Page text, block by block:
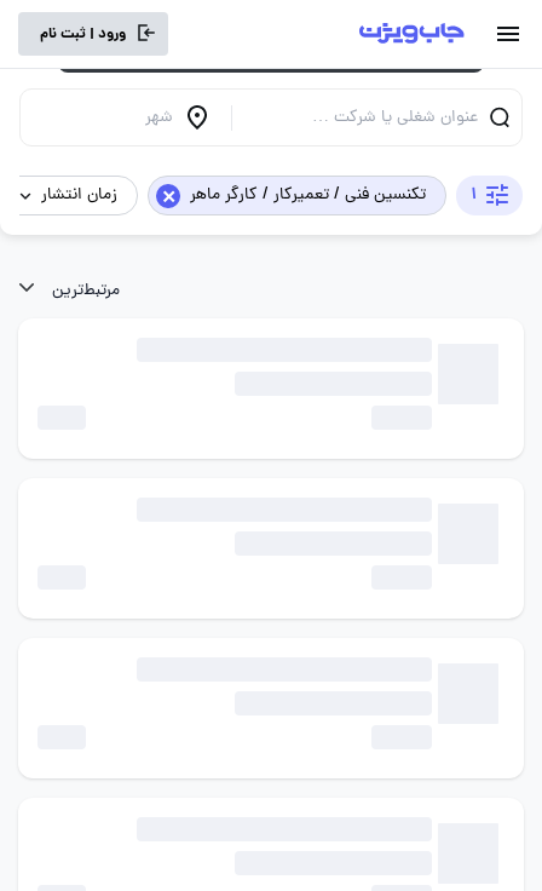
ورود | ثبت نام
عنوان شغلی یا شرکت … شهر
1 تکنسین فنی / تعمیرکار / کارگر ماهر × زمان انتشار
برای تجربه کاربری بهتر و سرعت بالاتر، vpn
خود را خاموش کنید.